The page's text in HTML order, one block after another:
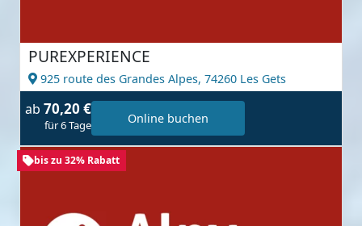
PUREXPERIENCE
925 route des Grandes Alpes, 74260 Les Gets
ab 70,20 €
für 6 Tage Online buchen
bis zu 32% Rabatt